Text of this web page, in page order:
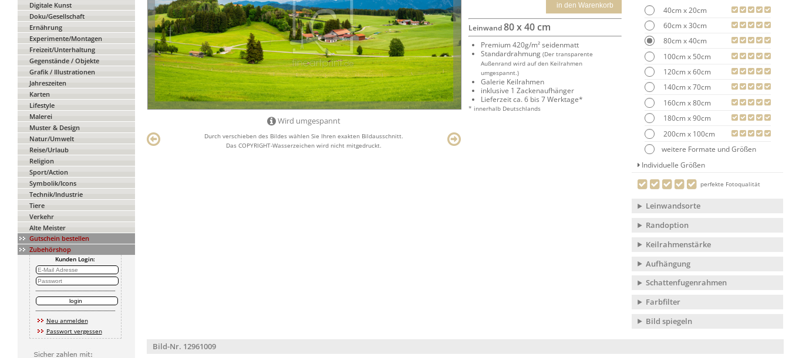
Digitale Kunst
Doku/Gesellschaft
Ernährung
Experimente/Montagen
Freizeit/Unterhaltung
Gegenstände / Objekte
Grafik / Illustrationen
Jahreszeiten
Karten
Lifestyle
Malerei
Muster & Design
Natur/Umwelt
Reise/Urlaub
Religion
Sport/Action
Symbolik/Icons
Technik/Industrie
Tiere
Verkehr
Alte Meister
Gutschein bestellen
Zubehörshop
Kunden Login:
Neu anmelden
Passwort vergessen
Wird umgespannt
Durch verschieben des Bildes wählen Sie Ihren exakten Bildausschnitt.
Das COPYRIGHT-Wasserzeichen wird nicht mitgedruckt.
in den Warenkorb
Leinwand80 x 40 cm
Premium 420g/m² seidenmatt
Standardrahmung (Der transparente
Außenrand wird auf den Keilrahmen
umgespannt.)
Galerie Keilrahmen
inklusive 1 Zackenaufhänger
Lieferzeit ca. 6 bis 7 Werktage*
* innerhalb Deutschlands
40cm x 20cm
60cm x 30cm
80cm x 40cm
100cm x 50cm
120cm x 60cm
140cm x 70cm
160cm x 80cm
180cm x 90cm
200cm x 100cm
weitere Formate und Größen
Individuelle Größen
perfekte Fotoqualität
Leinwandsorte
Randoption
Keilrahmenstärke
Aufhängung
Schattenfugenrahmen
Farbfilter
Bild spiegeln
Bild-Nr. 12961009